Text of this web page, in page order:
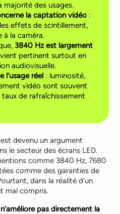
majorité des usages.
la captation vidéo :
effets de scintillement,
à la caméra.
3840 Hz est largement
pertinent surtout en
audiovisuelle.
l’usage réel : luminosité,
vidéo sont souvent
de rafraîchissement
est devenu un argument
le secteur des écrans LED.
comme 3840 Hz, 7680
comme des garanties de
dans la réalité d’un
mal compris.
n’améliore pas directement la